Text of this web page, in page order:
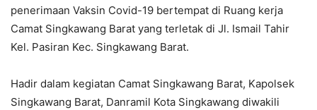
penerimaan Vaksin Covid-19 bertempat di Ruang kerja
Camat Singkawang Barat yang terletak di Jl. Ismail Tahir
Kel. Pasiran Kec. Singkawang Barat.
Hadir dalam kegiatan Camat Singkawang Barat, Kapolsek
Singkawang Barat, Danramil Kota Singkawang diwakili